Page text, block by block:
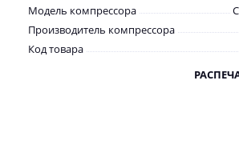
Модель компрессора
Производитель компрессора
Код товара